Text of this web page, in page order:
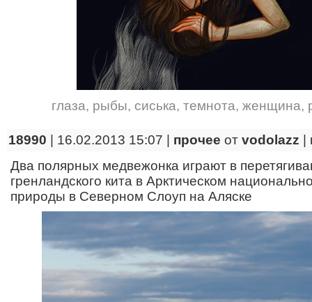
глаза, рыбы, сиська, темнота, женщина,
18990 | 16.02.2013 15:07 | прочее от vodolazz
Два полярных медвежонка играют в
гренландского кита в Арктическом
природы в Северном Слоуп на Аляске